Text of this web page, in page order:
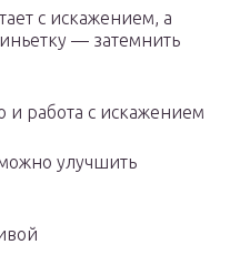
с искажением, а
— затемнить
работа с искажением
улучшить